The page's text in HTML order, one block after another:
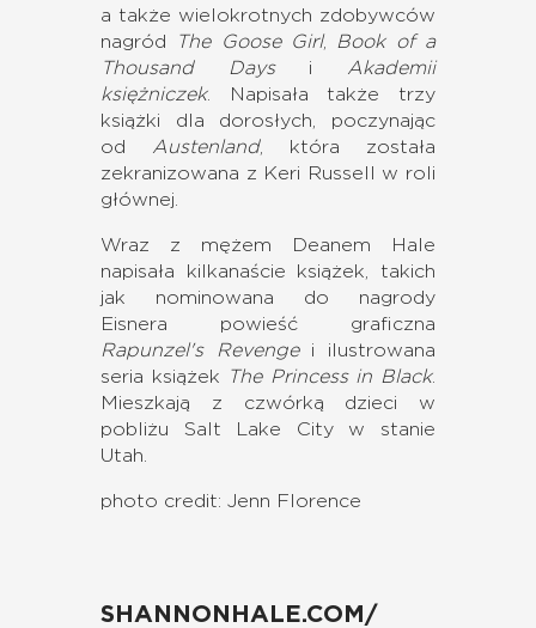
a także wielokrotnych zdobywców
nagród
The Goose Girl,
Book of a
Thousand Daysi Akademii
księżniczek.
Napisała także trzy
książki dla dorosłych, poczynając
od Austenland, która została
zekranizowana z Keri Russell w roli
głównej.
Wraz z mężem Deanem Hale
napisała kilkanaście książek, takich
jak nominowana do nagrody
Eisnera powieść graficzna
Rapunzel's Revengei ilustrowana
seria książek
The Princess in Black.
Mieszkają z czwórką dzieci w
pobliżu Salt Lake City w stanie
Utah.
photo credit: Jenn Florence
SHANNONHALE.COM/